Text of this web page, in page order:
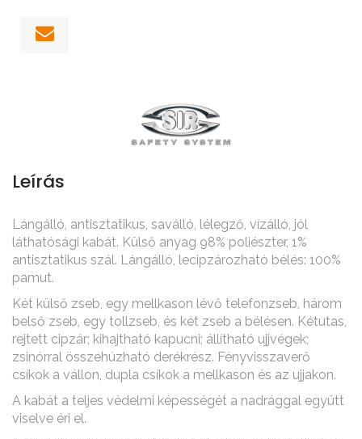
Leírás
Lángálló, antisztatikus, saválló, lélegző, vízálló, jól
láthatósági kabát. Külső anyag 98% poliészter, 1%
antisztatikus szál. Lángálló, lecipzározható bélés: 100%
pamut.
Két külső zseb, egy mellkason lévő telefonzseb, három
belső zseb, egy tollzseb, és két zseb a bélésen. Kétutas,
rejtett cipzár; kihajtható kapucni; állítható ujjvégek;
zsinórral összehúzható derékrész. Fényvisszaverő
csíkok a vállon, dupla csíkok a mellkason és az ujjakon.
A kabát a teljes védelmi képességét a nadrággal együtt
viselve éri el.